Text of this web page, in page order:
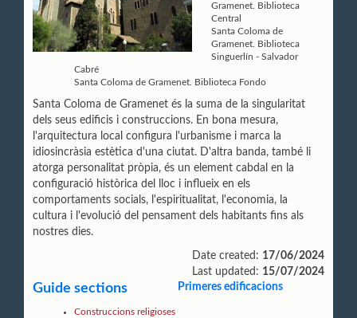
Gramenet. Biblioteca
Central
Santa Coloma de
Gramenet. Biblioteca
Singuerlín - Salvador
Cabré
Santa Coloma de Gramenet. Biblioteca Fondo
Santa Coloma de Gramenet és la suma de la singularitat
dels seus edificis i construccions. En bona mesura,
l'arquitectura local configura l'urbanisme i marca la
idiosincràsia estètica d'una ciutat. D'altra banda, també li
atorga personalitat pròpia, és un element cabdal en la
configuració històrica del lloc i influeix en els
comportaments socials, l'espiritualitat, l'economia, la
cultura i l'evolució del pensament dels habitants fins als
nostres dies.
Date created: 17/06/2024
Last updated: 15/07/2024
Guide sections
Construccions religioses
Primeres edificacions